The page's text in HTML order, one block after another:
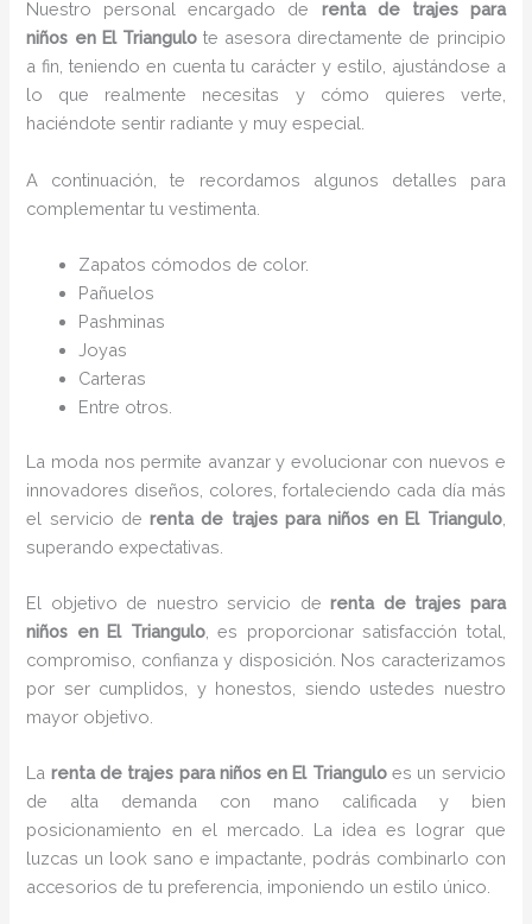
Nuestro personal encargado de renta de trajes para
niños en El Triangulote asesora directamente de principio
a fin, teniendo en cuenta tu carácter y estilo, ajustándose a
lo que realmente necesitas y cómo quieres verte,
haciéndote sentir radiante y muy especial.
A continuación, te recordamos algunos detalles para
complementar tu vestimenta.
Zapatos cómodos de color.
Pañuelos
Pashminas
Joyas
Carteras
Entre otros.
La moda nos permite avanzar y evolucionar con nuevos e
innovadores diseños, colores, fortaleciendo cada día más
el servicio derenta de trajes para niños en El Triangulo,
superando expectativas.
El objetivo de nuestro servicio derenta de trajes para
niños en El Triangulo, es proporcionar satisfacción total,
compromiso, confianza y disposición. Nos caracterizamos
por ser cumplidos, y honestos, siendo ustedes nuestro
mayor objetivo.
La renta de trajes para niñosen El Triangulo es un servicio
de alta demanda con mano calificada y bien
posicionamiento en el mercado. La idea es lograr que
luzcas un look sano e impactante, podrás combinarlo con
accesorios de tu preferencia, imponiendo un estilo único.